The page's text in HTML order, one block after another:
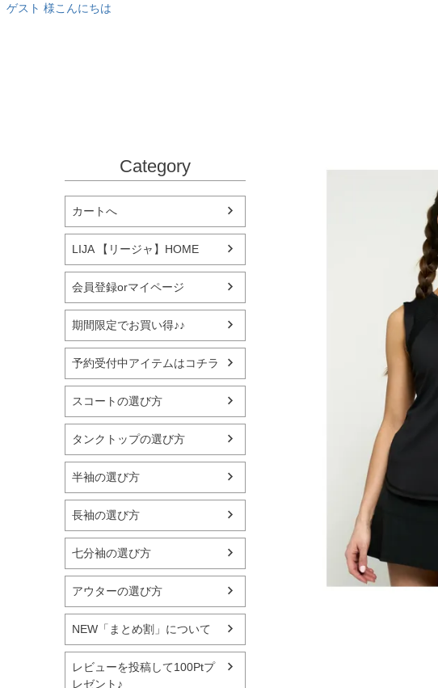
ゲスト 様こんにちは
Category
カートへ
LIJA 【リージャ】HOME
会員登録orマイページ
期間限定でお買い得♪♪
予約受付中アイテムはコチラ
スコートの選び方
タンクトップの選び方
半袖の選び方
長袖の選び方
七分袖の選び方
アウターの選び方
NEW「まとめ割」について
レビューを投稿して100Ptプ
レゼント♪